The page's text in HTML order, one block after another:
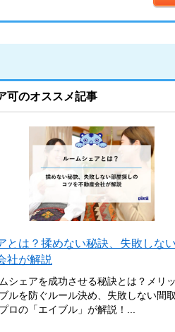
可のオススメ記事
とは？揉めない秘訣、失敗しな
社が解説
シェアを成功させる秘訣とは？メリ
ルを防ぐルール決め、失敗しない間
ロの「エイブル」が解説！...